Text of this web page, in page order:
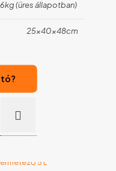
(üres állapotban)
25x40x48cm